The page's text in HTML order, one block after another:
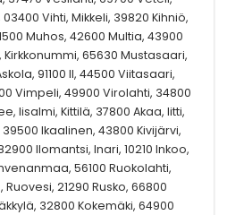
Vihti, Mikkeli, 39820 Kihniö,
Muhos, 42600 Multia, 43900
Kirkkonummi, 65630 Mustasaari,
91100 II, 44500 Viitasaari,
Vimpeli, 49900 Virolahti, 34800
Iisalmi, Kittilä, 37800 Akaa, Iitti,
Ikaalinen, 43800 Kivijärvi,
Ilomantsi, Inari, 10210 Inkoo,
56100 Ruokolahti,
21290 Rusko, 66800
32800 Kokemäki, 64900